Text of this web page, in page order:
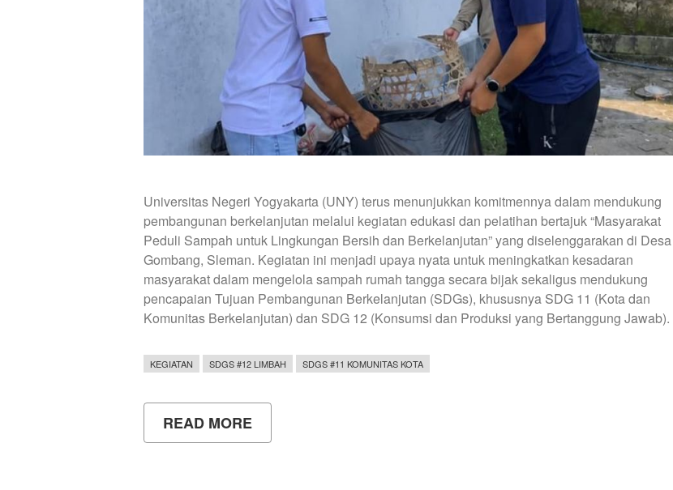
Universitas Negeri Yogyakarta (UNY) terus menunjukkan komitmennya dalam mendukung
pembangunan berkelanjutan melalui kegiatan edukasi dan pelatihan bertajuk “Masyarakat
Peduli Sampah untuk Lingkungan Bersih dan Berkelanjutan” yang diselenggarakan di Desa
Gombang, Sleman. Kegiatan ini menjadi upaya nyata untuk meningkatkan kesadaran
masyarakat dalam mengelola sampah rumah tangga secara bijak sekaligus mendukung
pencapaian Tujuan Pembangunan Berkelanjutan (SDGs), khususnya SDG 11 (Kota dan
Komunitas Berkelanjutan) dan SDG 12 (Konsumsi dan Produksi yang Bertanggung Jawab).
KEGIATAN SDGS #12 LIMBAH SDGS #11 KOMUNITAS KOTA
READ MORE
GERAKAN